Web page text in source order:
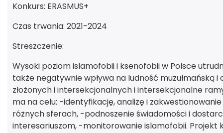
Konkurs: ERASMUS+
Czas trwania: 2021-2024
Streszczenie:
Wysoki poziom islamofobii i ksenofobii w Polsce
także negatywnie wpływa na ludność muzułmańską
złożonych i intersekcjonalnych i intersekcjonalne
ma na celu: -identyfikację, analizę i
różnych sferach, -podnoszenie świadomości i
interesariuszom, -monitorowanie islamofobii.